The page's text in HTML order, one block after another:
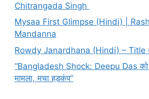
Chitrangada Singh
Mysaa First Glimpse (Hindi) |
Mandanna
Rowdy Janardhana (Hindi) – Title
“Bangladesh Shock: Deepu Das को
मामला, मचा हड़कंप”